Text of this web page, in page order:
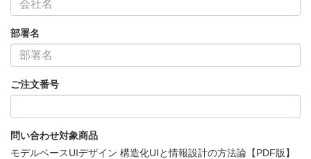
部署名
ご注文番号
問い合わせ対象商品
モデルベースUIデザイン 構造化UIと情報設計の方法論【PDF版】